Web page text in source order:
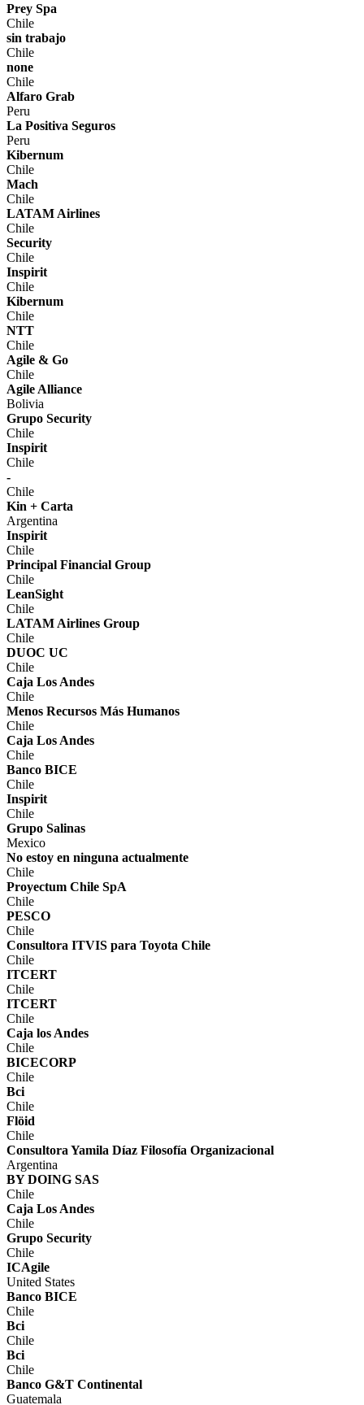
Prey Spa
Chile
sin trabajo
Chile
none
Chile
Alfaro Grab
Peru
La Positiva Seguros
Peru
Kibernum
Chile
Mach
Chile
LATAM Airlines
Chile
Security
Chile
Inspirit
Chile
Kibernum
Chile
NTT
Chile
Agile & Go
Chile
Agile Alliance
Bolivia
Grupo Security
Chile
Inspirit
Chile
-
Chile
Kin + Carta
Argentina
Inspirit
Chile
Principal Financial Group
Chile
LeanSight
Chile
LATAM Airlines Group
Chile
DUOC UC
Chile
Caja Los Andes
Chile
Menos Recursos Más Humanos
Chile
Caja Los Andes
Chile
Banco BICE
Chile
Inspirit
Chile
Grupo Salinas
Mexico
No estoy en ninguna actualmente
Chile
Proyectum Chile SpA
Chile
PESCO
Chile
Consultora ITVIS para Toyota Chile
Chile
ITCERT
Chile
ITCERT
Chile
Caja los Andes
Chile
BICECORP
Chile
Bci
Chile
Flöid
Chile
Consultora Yamila Díaz Filosofía Organizacional
Argentina
BY DOING SAS
Chile
Caja Los Andes
Chile
Grupo Security
Chile
ICAgile
United States
Banco BICE
Chile
Bci
Chile
Bci
Chile
Banco G&T Continental
Guatemala